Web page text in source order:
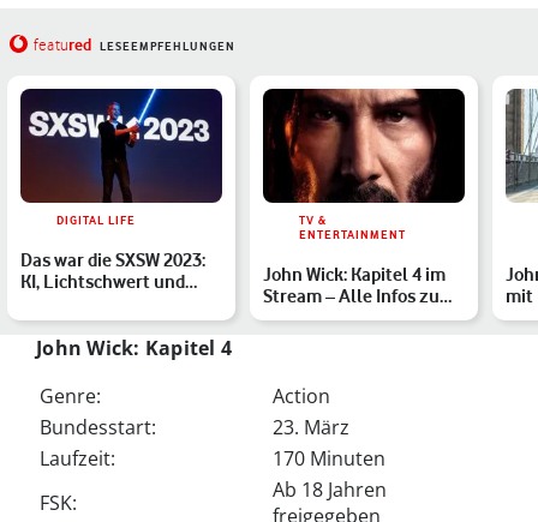
featured LESEEMPFEHLUNGEN
DIGITAL LIFE
Das war die SXSW 2023:
KI, Lichtschwert und
TV &
ENTERTAINMENT
John Wick: Kapitel 4 im
Stream – Alle Infos zum
Heimkinostart des…
mit
John Wick: Kapitel 4
Genre:
Action
Bundesstart:
23. März
Laufzeit:
170 Minuten
FSK:
Ab 18 Jahren
freigegeben